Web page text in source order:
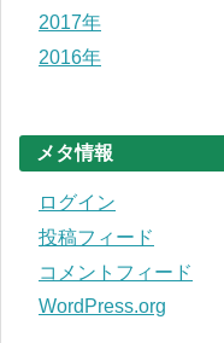
2017年
2016年
メタ情報
ログイン
投稿フィード
コメントフィード
WordPress.org